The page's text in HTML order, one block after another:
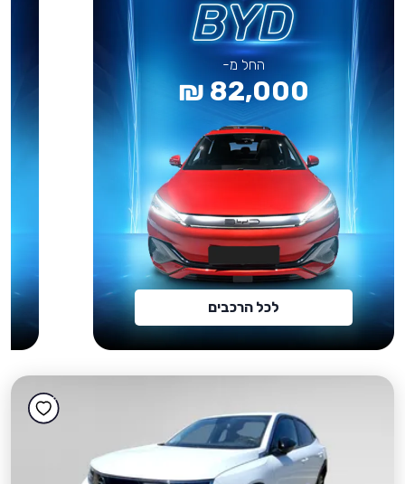
החל מ-
82,000 ₪
לכל הרכבים